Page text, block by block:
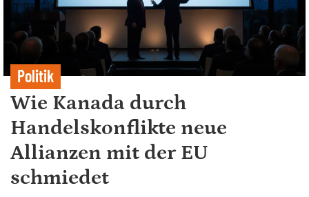
Politik
Wie Kanada durch
Handelskonflikte neue
Allianzen mit der EU
schmiedet